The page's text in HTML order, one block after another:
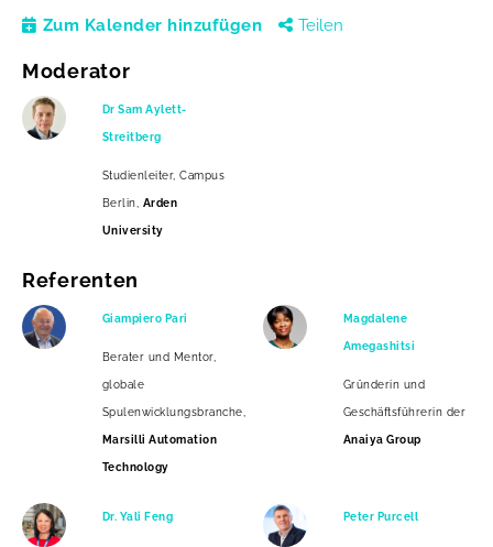
Zum Kalender hinzufügen Teilen
Moderator
Dr Sam Aylett-
Streitberg
Studienleiter, Campus
Berlin, Arden
University
Referenten
Giampiero Pari
Berater und Mentor,
globale
Spulenwicklungsbranche,
Marsilli Automation
Technology
Magdalene
Amegashitsi
Gründerin und
Geschäftsführerin der
Anaiya Group
Dr. Yali Feng Peter Purcell